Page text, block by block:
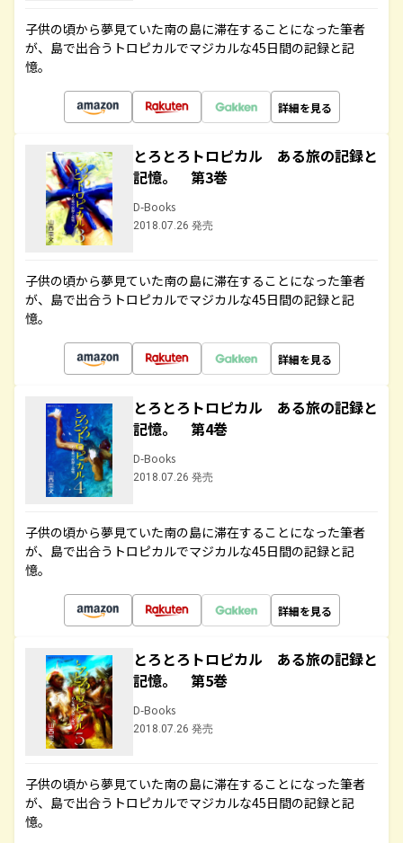
子供の頃から夢見ていた南の島に滞在することになった筆者
が、島で出合うトロピカルでマジカルな45日間の記録と記
憶。
詳細を見る
とろとろトロピカル ある旅の記録と
記憶。 第3巻
D-Books
2018.07.26 発売
子供の頃から夢見ていた南の島に滞在することになった筆者
が、島で出合うトロピカルでマジカルな45日間の記録と記
憶。
詳細を見る
とろとろトロピカル ある旅の記録と
記憶。 第4巻
D-Books
2018.07.26 発売
子供の頃から夢見ていた南の島に滞在することになった筆者
が、島で出合うトロピカルでマジカルな45日間の記録と記
憶。
詳細を見る
とろとろトロピカル ある旅の記録と
記憶。 第5巻
D-Books
2018.07.26 発売
子供の頃から夢見ていた南の島に滞在することになった筆者
が、島で出合うトロピカルでマジカルな45日間の記録と記
憶。